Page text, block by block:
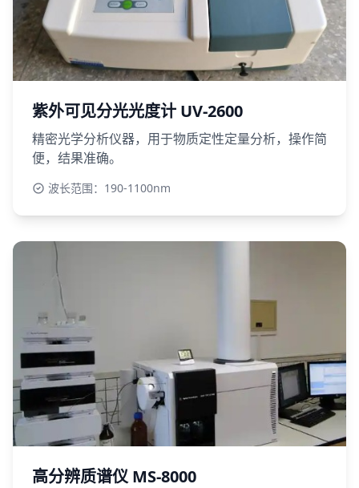
紫外可见分光光度计 UV-2600
精密光学分析仪器，用于物质定性定量分析，操作简
便，结果准确。
波长范围：190-1100nm
高分辨质谱仪 MS-8000